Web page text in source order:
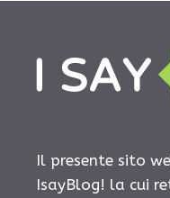
Il presente sito
IsayBlog! la cui